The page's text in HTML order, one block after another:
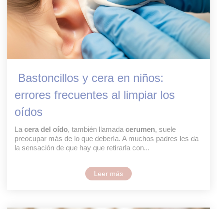
Bastoncillos y cera en niños:
errores frecuentes al limpiar los
oídos
La cera del oído, también llamada cerumen, suele
preocupar más de lo que debería. A muchos padres les da
la sensación de que hay que retirarla con...
Leer más